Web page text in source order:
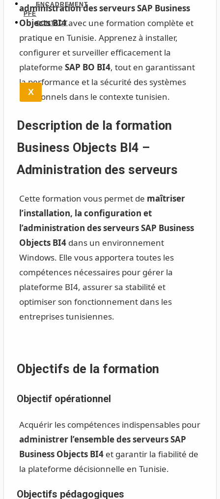
ENCADREMENT
PFE
CONTACT
X
administration des serveurs SAP Business
Objects BI4avec une formation complète et
pratique en Tunisie. Apprenez à installer,
configurer et surveiller efficacement la
plateforme SAP BO BI4, tout en garantissant
la performance et la sécurité des systèmes
décisionnels dans le contexte tunisien.
Description de la formation
Business Objects BI4 –
Administration des serveurs
Cette formation vous permet de maîtriser
l’installation, la configuration et
l’administration des serveurs SAP Business
Objects BI4dans un environnement
Windows. Elle vous apportera toutes les
compétences nécessaires pour gérer la
plateforme BI4, assurer sa stabilité et
optimiser son fonctionnement dans les
entreprises tunisiennes.
Objectifs de la formation
Objectif opérationnel
Acquérir les compétences indispensables pour
administrer l’ensemble des serveurs SAP
Business Objects BI4et garantir la fiabilité de
la plateforme décisionnelle en Tunisie.
Objectifs pédagogiques